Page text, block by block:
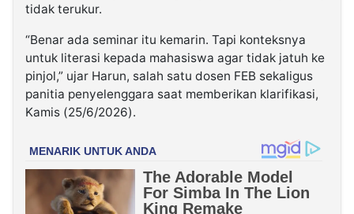
tidak terukur.
“Benar ada seminar itu kemarin. Tapi konteksnya
untuk literasi kepada mahasiswa agar tidak jatuh ke
pinjol,” ujar Harun, salah satu dosen FEB sekaligus
panitia penyelenggara saat memberikan klarifikasi,
Kamis (25/6/2026).